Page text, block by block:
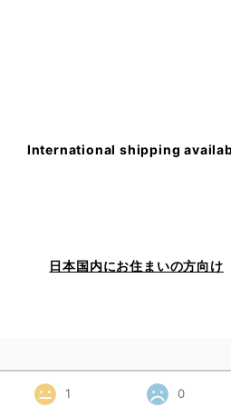
International shipping
日本国内にお住まいの方向け
1 0